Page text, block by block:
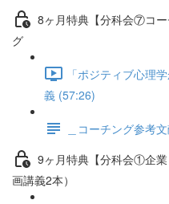
8ヶ月特典【分科会⑦コ
グ
「ポジティブ心理
義 (57:26)
＿コーチング参考
9ヶ月特典【分科会①企
画講義2本）